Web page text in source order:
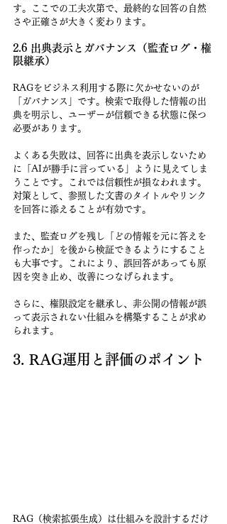
す。ここでの工夫次第で、最終的な回答の自然
さや正確さが大きく変わります。
2.6 出典表示とガバナンス（監査ログ・権
限継承）
RAGをビジネス利用する際に欠かせないのが
「ガバナンス」です。検索で取得した情報の出
典を明示し、ユーザーが信頼できる状態に保つ
必要があります。
よくある失敗は、回答に出典を表示しないため
に「AIが勝手に言っている」ように見えてしま
うことです。これでは信頼性が損なわれます。
対策として、参照した文書のタイトルやリンク
を回答に添えることが有効です。
また、監査ログを残し「どの情報を元に答えを
作ったか」を後から検証できるようにすること
も大事です。これにより、誤回答があっても原
因を突き止め、改善につなげられます。
さらに、権限設定を継承し、非公開の情報が誤
って表示されない仕組みを構築することが求め
られます。
3. RAG運用と評価のポイント
RAG（検索拡張生成）は仕組みを設計するだけ